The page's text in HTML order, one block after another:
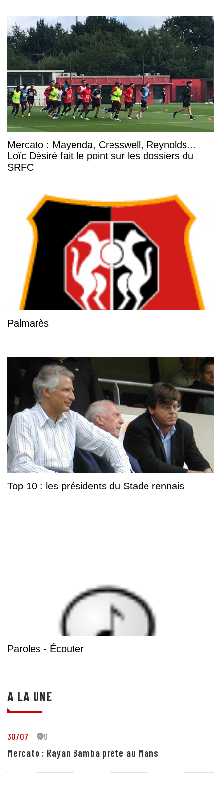
Mercato : Mayenda, Cresswell, Reynolds...
Loïc Désiré fait le point sur les dossiers du
SRFC
Palmarès
Top 10 : les présidents du Stade rennais
Paroles - Écouter
A LA UNE
30/07 30
Mercato : Rayan Bamba prêté au Mans